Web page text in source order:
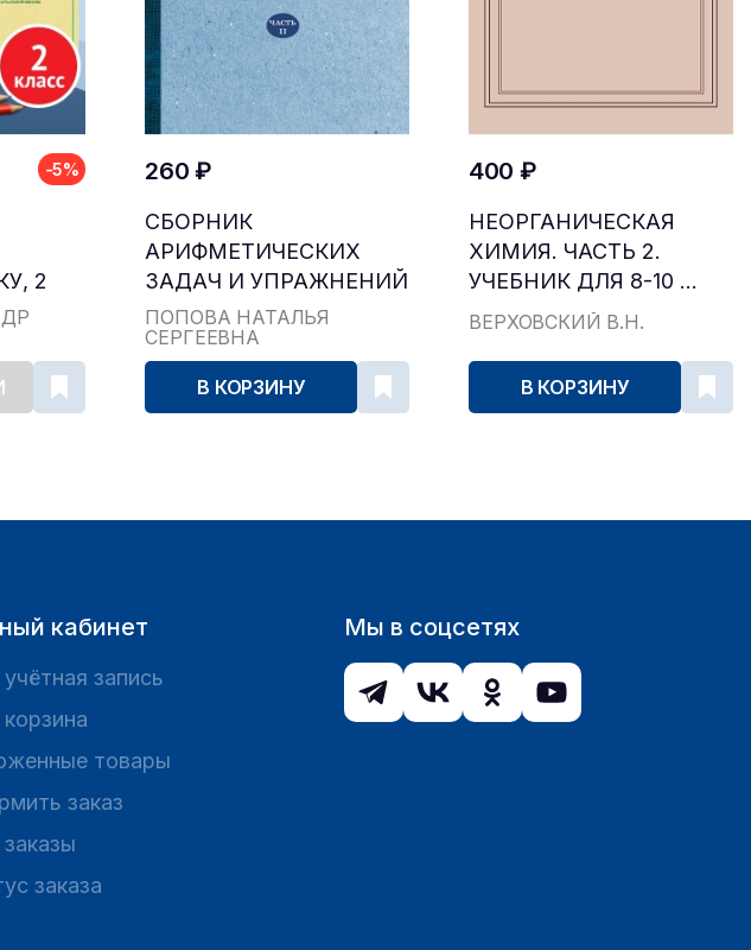
-5%
2
260 ₽
СБОРНИК
АРИФМЕТИЧЕСКИХ
ЗАДАЧ И УПРАЖНЕНИЙ
ДЛЯ НА...
ПОПОВА НАТАЛЬЯ
СЕРГЕЕВНА
В КОРЗИНУ
400 ₽
НЕОРГАНИЧЕСКАЯ
ХИМИЯ. ЧАСТЬ 2.
УЧЕБНИК ДЛЯ 8-10 ...
ВЕРХОВСКИЙ В.Н.
В КОРЗИНУ
кабинет
запись
товары
заказ
заказа
Мы в соцсетях